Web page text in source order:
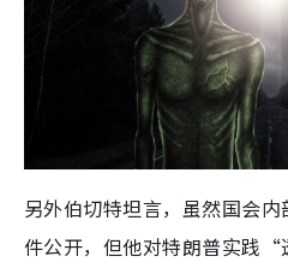
另外伯切特坦言，虽然国会
件公开，但他对特朗普实践